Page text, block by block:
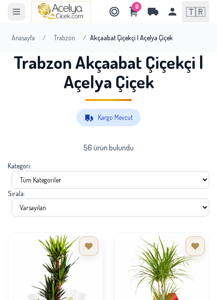
0 🇹🇷
Anasayfa / Trabzon / Akçaabat Çiçekçi | Açelya Çiçek
Trabzon Akçaabat Çiçekçi |
Açelya Çiçek
Kargo Mevcut
56 ürün bulundu
Kategori:
Sırala: